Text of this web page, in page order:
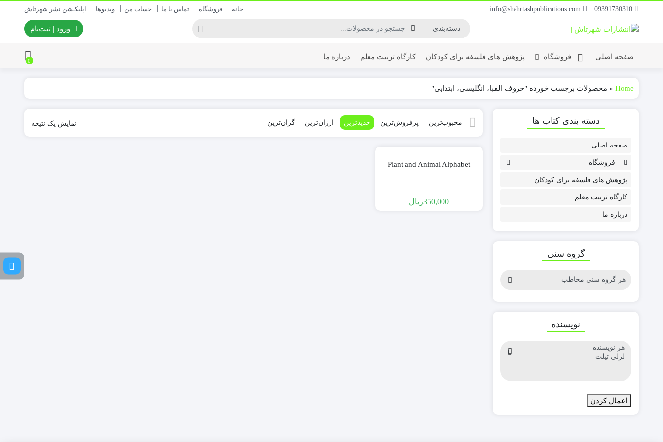
خانه فروشگاه تماس با ما حساب من ویدیوها اپلیکیشن نشر شهرتاش
ورود | ثبت‌نام
صفحه اصلی فروشگاه پژوهش های فلسفه برای کودکان کارگاه تربیت معلم درباره ما 0
Home
» محصولات برچسب خورده "حروف الفبا، انگلیسی، ابتدایی"
محبوب‌ترین پرفروش‌ترین جدیدترین ارزان‌ترین گران‌ترین نمایش یک نتیجه
Plant and Animal Alphabet
350,000ریال
دسته بندی کتاب ها
صفحه اصلی
فروشگاه
پژوهش های فلسفه برای کودکان
کارگاه تربیت معلم
درباره ما
گروه سنی
نویسنده
اعمال کردن